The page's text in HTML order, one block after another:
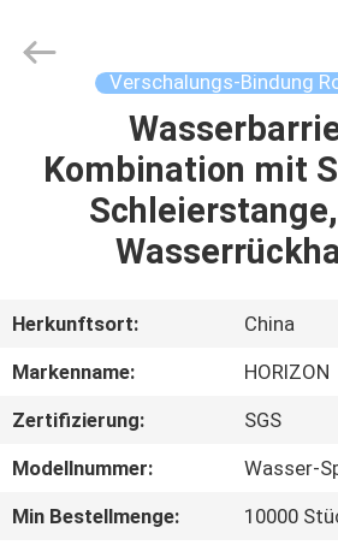
PRODUKTE
UNS
AUSFLUG
Verschalungs-Bindung
Kombination mit
Herkunftsort:
China
Markenname:
HORIZON
Zertifizierung:
SGS
Modellnummer:
Wasser-
Min Bestellmenge:
10000